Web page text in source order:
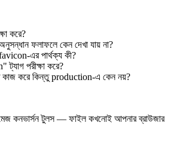
করে?
ফলাফলে কেন দেখা যায় না?
এর পার্থক্য কী?
পরীক্ষা করে?
করে কিন্তু production-এ কেন নয়?
কনভার্সন টুলস — ফাইল কখনোই আপনার ব্রাউজার